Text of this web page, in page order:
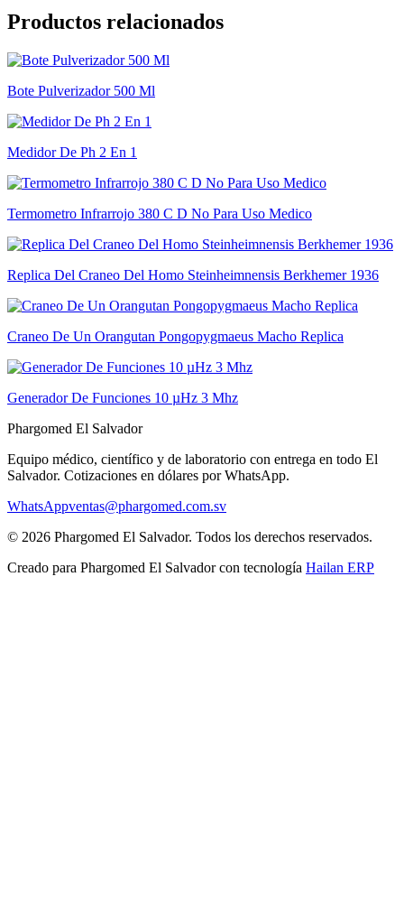
Productos relacionados
Bote Pulverizador 500 Ml
Medidor De Ph 2 En 1
Termometro Infrarrojo 380 C D No Para Uso Medico
Replica Del Craneo Del Homo Steinheimnensis Berkhemer 1936
Craneo De Un Orangutan Pongopygmaeus Macho Replica
Generador De Funciones 10 µHz 3 Mhz
Phargomed El Salvador
Equipo médico, científico y de laboratorio con entrega en todo El
Salvador. Cotizaciones en dólares por WhatsApp.
WhatsAppventas@phargomed.com.sv
© 2026 Phargomed El Salvador. Todos los derechos reservados.
Creado para Phargomed El Salvadorcon tecnología Hailan ERP